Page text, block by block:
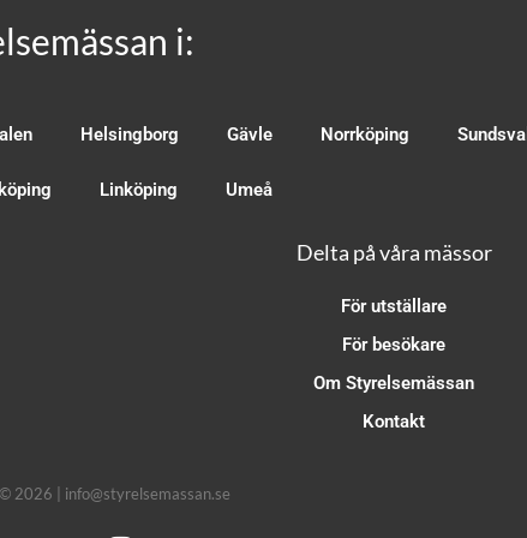
i:
Helsingborg Gävle Norrköping Sundsvall
Linköping Umeå
Delta på våra mässor
För utställare
För besökare
Om Styrelsemässan
Kontakt
2026 | info@styrelsemassan.se